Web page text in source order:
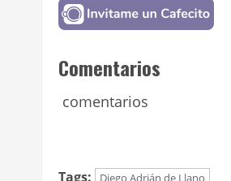
Comentarios
comentarios
Tags: Diego Adrián de Llano